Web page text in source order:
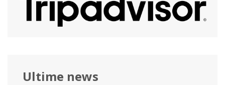
Ultime news